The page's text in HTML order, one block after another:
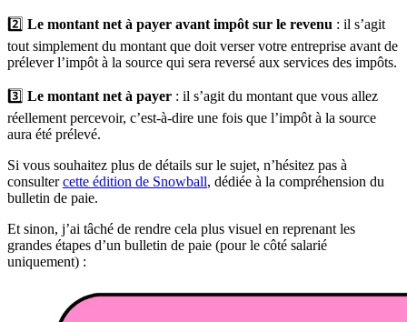
2️⃣ Le montant net à payer avant impôt sur le revenu : il s’agit
tout simplement du montant que doit verser votre entreprise avant de
prélever l’impôt à la source qui sera reversé aux services des impôts.
3️⃣ Le montant net à payer : il s’agit du montant que vous allez
réellement percevoir, c’est-à-dire une fois que l’impôt à la source
aura été prélevé.
Si vous souhaitez plus de détails sur le sujet, n’hésitez pas à
consultercette édition de Snowball, dédiée à la compréhension du
bulletin de paie.
Et sinon, j’ai tâché de rendre cela plus visuel en reprenant les
grandes étapes d’un bulletin de paie (pour le côté salarié
uniquement) :